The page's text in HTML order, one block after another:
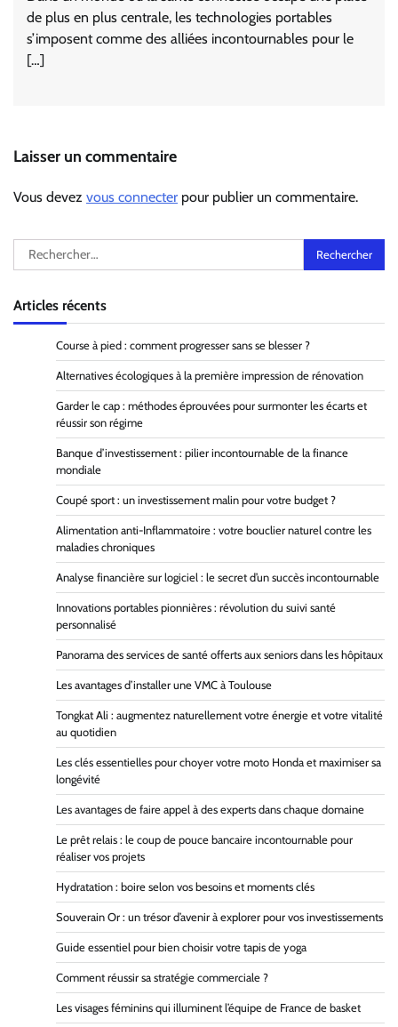
de plus en plus centrale, les technologies portables
s’imposent comme des alliées incontournables pour le
[…]
Laisser un commentaire
Vous devez vous connecter pour publier un commentaire.
Rechercher :
Articles récents
Course à pied : comment progresser sans se blesser ?
Alternatives écologiques à la première impression de rénovation
Garder le cap : méthodes éprouvées pour surmonter les écarts et
réussir son régime
Banque d’investissement : pilier incontournable de la finance
mondiale
Coupé sport : un investissement malin pour votre budget ?
Alimentation anti-Inflammatoire : votre bouclier naturel contre les
maladies chroniques
Analyse financière sur logiciel : le secret d’un succès incontournable
Innovations portables pionnières : révolution du suivi santé
personnalisé
Panorama des services de santé offerts aux seniors dans les hôpitaux
Les avantages d’installer une VMC à Toulouse
Tongkat Ali : augmentez naturellement votre énergie et votre vitalité
au quotidien
Les clés essentielles pour choyer votre moto Honda et maximiser sa
longévité
Les avantages de faire appel à des experts dans chaque domaine
Le prêt relais : le coup de pouce bancaire incontournable pour
réaliser vos projets
Hydratation : boire selon vos besoins et moments clés
Souverain Or : un trésor d’avenir à explorer pour vos investissements
Guide essentiel pour bien choisir votre tapis de yoga
Comment réussir sa stratégie commerciale ?
Les visages féminins qui illuminent l’équipe de France de basket